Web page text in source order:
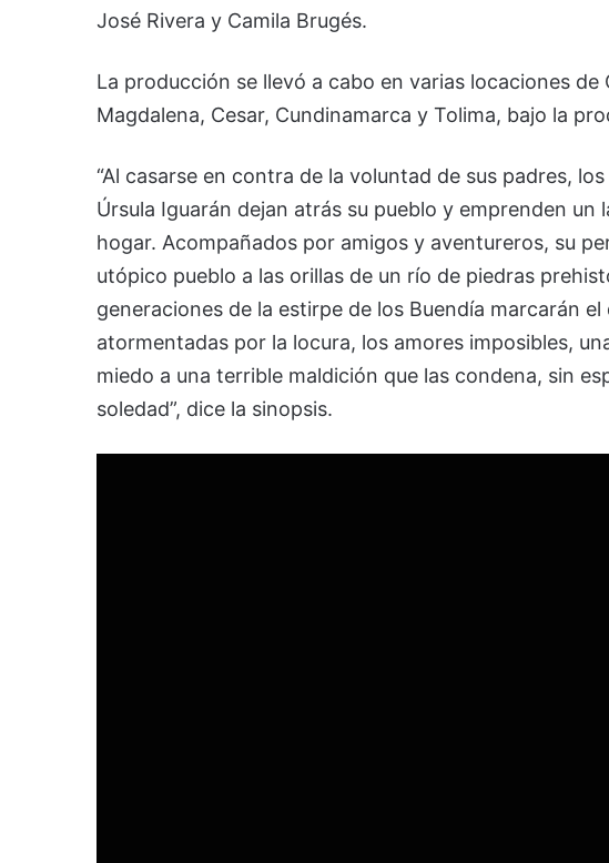
José Rivera y Camila Brugés.
La producción se llevó a cabo en varias locaciones de
Magdalena, Cesar, Cundinamarca y Tolima, bajo la
“Al casarse en contra de la voluntad de sus padres,
Úrsula Iguarán dejan atrás su pueblo y emprenden un
hogar. Acompañados por amigos y aventureros, su
utópico pueblo a las orillas de un río de piedras
generaciones de la estirpe de los Buendía marcarán
atormentadas por la locura, los amores imposibles,
miedo a una terrible maldición que las condena, sin
soledad”, dice la sinopsis.